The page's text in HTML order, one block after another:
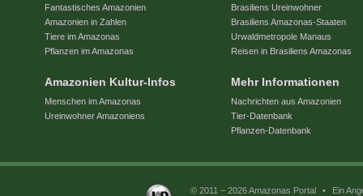
Fantastisches Amazonien
Amazonien in Zahlen
Tiere im Amazonas
Pflanzen im Amazonas
Amazonien Kultur-Infos
Menschen im Amazonas
Ureinwohner Amazoniens
Brasiliens Ureinwohner
Brasiliens Amazonas-Staaten
Urwaldmetropole Manaus
Reisen in Brasiliens Amazonas
Mehr Informationen
Nachrichten aus Amazonien
Tier-Datenbank
Pflanzen-Datenbank
© 2011 – 2026 Amazonas Portal •
Ein